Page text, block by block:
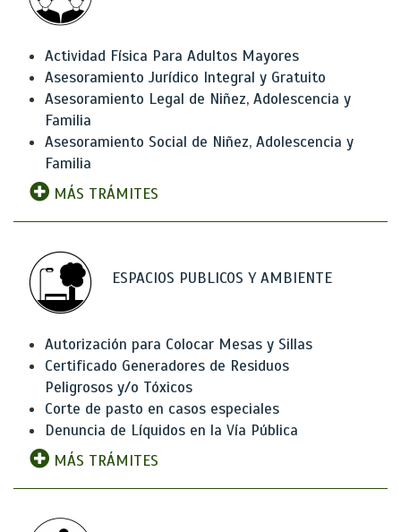
Actividad Física Para Adultos Mayores
Asesoramiento Jurídico Integral y Gratuito
Asesoramiento Legal de Niñez, Adolescencia y
Familia
Asesoramiento Social de Niñez, Adolescencia y
Familia
MÁS TRÁMITES
ESPACIOS PUBLICOS Y AMBIENTE
Autorización para Colocar Mesas y Sillas
Certificado Generadores de Residuos
Peligrosos y/o Tóxicos
Corte de pasto en casos especiales
Denuncia de Líquidos en la Vía Pública
MÁS TRÁMITES